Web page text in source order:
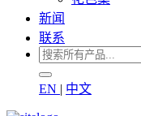
新闻
联系
EN | 中文